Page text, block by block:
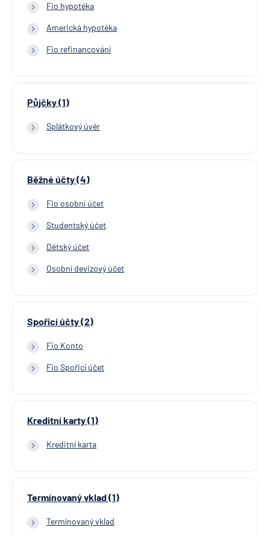
Fio hypotéka
Americká hypotéka
Fio refinancování
Půjčky (1)
Splátkový úvěr
Běžné účty (4)
Fio osobní účet
Studentský účet
Dětský účet
Osobní devizový účet
Spořicí účty (2)
Fio Konto
Fio Spořicí účet
Kreditní karty (1)
Kreditní karta
Termínovaný vklad (1)
Termínovaný vklad